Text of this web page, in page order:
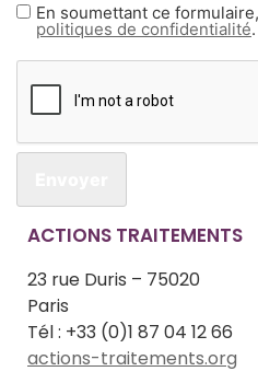
Politicas
privacidad
(Nécessaire)
En soumettant ce
politiques de confidentialité.
CAPTCHA
ACTIONS TRAITEMENTS
23 rue Duris – 75020
Paris
Tél : +33 (0)1 87 04 12 66
actions-traitements.org